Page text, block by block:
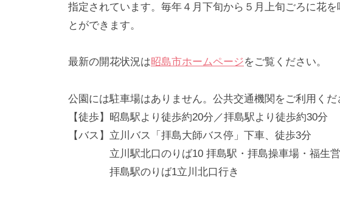
4
年
月
8
日
島
観
ま
づ
く
り
の
コ
ン
指定されています。毎年４月下旬から５月上旬ごろに花
とができます。
最新の開花状況は昭島市ホームページをご覧ください。
公園には駐車場はありません。公共交通機関をご利用くだ
【徒歩】昭島駅より徒歩約20分／拝島駅より徒歩約30分
【バス】立川バス「拝島大師バス停」下車、徒歩3分
立川駅北口のりば10 拝島駅・拝島操車場・福生営
拝島駅のりば1立川北口行き